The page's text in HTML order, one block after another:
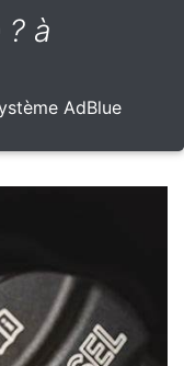
à
AdBlue